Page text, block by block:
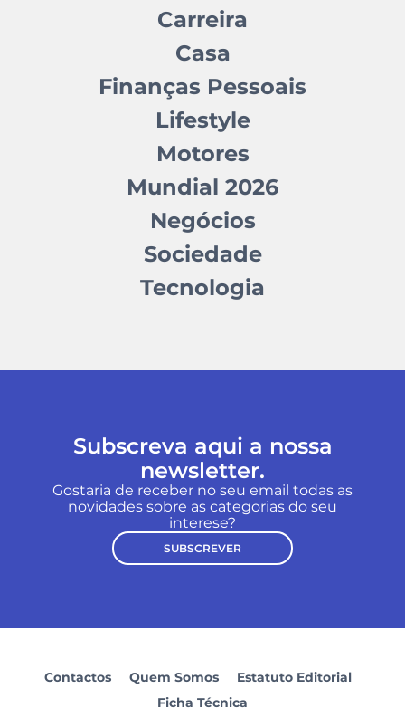
Carreira
Casa
Finanças Pessoais
Lifestyle
Motores
Mundial 2026
Negócios
Sociedade
Tecnologia
Subscreva aqui a nossa
newsletter.
Gostaria de receber no seu email todas as
novidades sobre as categorias do seu
interese?
SUBSCREVER
Contactos Quem Somos
Estatuto Editorial
Ficha Técnica